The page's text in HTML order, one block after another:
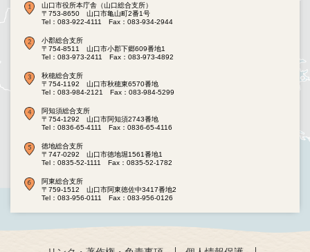
山口市役所本庁舎（山口総合支所）
〒753-8650 山口市亀山町2番1号
Tel：083-922-4111
Fax：083-934-2944
小郡総合支所
〒754-8511 山口市小郡下郷609番地1
Tel：083-973-2411
Fax：083-973-4892
秋穂総合支所
〒754-1192 山口市秋穂東6570番地
Tel：083-984-2121
Fax：083-984-5299
阿知須総合支所
〒754-1292 山口市阿知須2743番地
Tel：0836-65-4111
Fax：0836-65-4116
徳地総合支所
〒747-0292 山口市徳地堀1561番地1
Tel：0835-52-1111
Fax：0835-52-1782
阿東総合支所
〒759-1512 山口市阿東徳佐中3417番地2
Tel：083-956-0111
Fax：083-956-0126